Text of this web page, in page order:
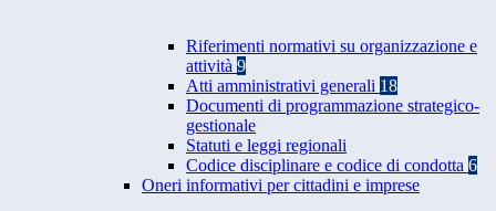
Riferimenti normativi su organizzazione e
attività 9
Atti amministrativi generali 18
Documenti di programmazione strategico-
gestionale
Statuti e leggi regionali
Codice disciplinare e codice di condotta 6
Oneri informativi per cittadini e imprese